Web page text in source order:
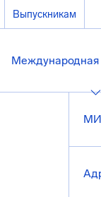
Выпускникам
Международная